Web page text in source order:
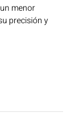
menor
precisión y